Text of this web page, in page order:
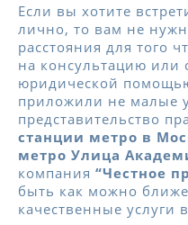
Если вы хотите
лично, то вам не
расстояния для того
на консультацию или
юридической
приложили не малые
представительство
станции метро в
метро Улица
компания “Честное
быть как можно
качественные услуги